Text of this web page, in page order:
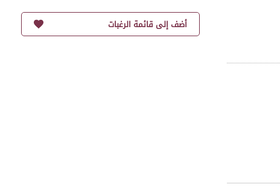
أضف إلى قائمة الرغبات